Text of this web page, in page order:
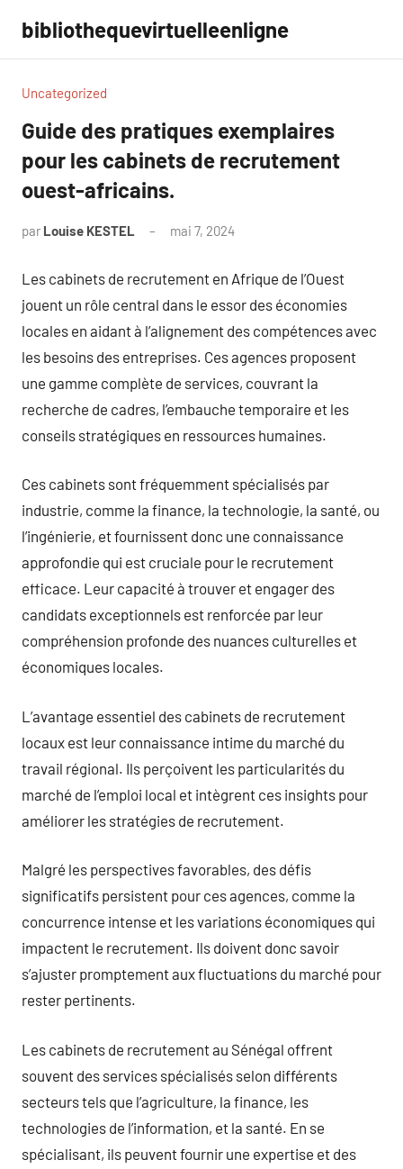
contenu
bibliothequevirtuelleenligne
Uncategorized
Guide des pratiques exemplaires
pour les cabinets de recrutement
ouest-africains.
par Louise KESTEL mai 7, 2024
Les cabinets de recrutement en Afrique de l’Ouest
jouent un rôle central dans le essor des économies
locales en aidant à l’alignement des compétences avec
les besoins des entreprises. Ces agences proposent
une gamme complète de services, couvrant la
recherche de cadres, l’embauche temporaire et les
conseils stratégiques en ressources humaines.
Ces cabinets sont fréquemment spécialisés par
industrie, comme la finance, la technologie, la santé, ou
l’ingénierie, et fournissent donc une connaissance
approfondie qui est cruciale pour le recrutement
efficace. Leur capacité à trouver et engager des
candidats exceptionnels est renforcée par leur
compréhension profonde des nuances culturelles et
économiques locales.
L’avantage essentiel des cabinets de recrutement
locaux est leur connaissance intime du marché du
travail régional. Ils perçoivent les particularités du
marché de l’emploi local et intègrent ces insights pour
améliorer les stratégies de recrutement.
Malgré les perspectives favorables, des défis
significatifs persistent pour ces agences, comme la
concurrence intense et les variations économiques qui
impactent le recrutement. Ils doivent donc savoir
s’ajuster promptement aux fluctuations du marché pour
rester pertinents.
Les cabinets de recrutement au Sénégal offrent
souvent des services spécialisés selon différents
secteurs tels que l’agriculture, la finance, les
technologies de l’information, et la santé. En se
spécialisant, ils peuvent fournir une expertise et des